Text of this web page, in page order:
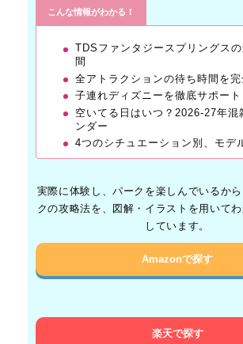
こんな情報がわかる！
TDSファンタジースプリングス
間
全アトラクションの待ち時間を完
子連れディズニーを徹底サポート
空いてる日はいつ？2026-27年混
ンダー
4つのシチュエーション別、モデ
実際に体験し、パークを楽しんでいるか
クの攻略法を、図解・イラストを用いて
しています。
Amazonで探す
楽天で探す